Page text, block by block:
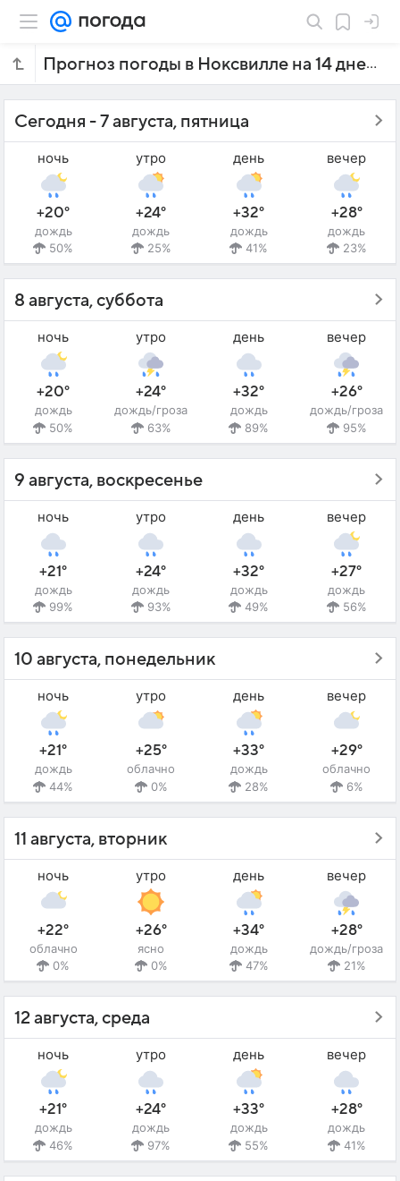
Прогноз погоды в Ноксвилле на 14 дней
Сегодня - 7 августа, пятница
ночь
+20°
дождь
50%
утро
+24°
дождь
25%
день
+32°
дождь
41%
вечер
+28°
дождь
23%
8 августа, суббота
ночь
+20°
дождь
50%
утро
+24°
дождь/гроза
63%
день
+32°
дождь
89%
вечер
+26°
дождь/гроза
95%
9 августа, воскресенье
ночь
+21°
дождь
99%
утро
+24°
дождь
93%
день
+32°
дождь
49%
вечер
+27°
дождь
56%
10 августа, понедельник
ночь
+21°
дождь
44%
утро
+25°
облачно
0%
день
+33°
дождь
28%
вечер
+29°
облачно
6%
11 августа, вторник
ночь
+22°
облачно
0%
утро
+26°
ясно
0%
день
+34°
дождь
47%
вечер
+28°
дождь/гроза
21%
12 августа, среда
ночь
+21°
дождь
46%
утро
+24°
дождь
97%
день
+33°
дождь
55%
вечер
+28°
дождь
41%